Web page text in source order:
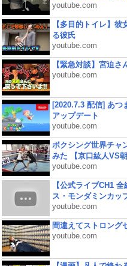
youtube.com
【多目的トイレ】
る彼氏
youtube.com
【緊急対談】宮迫さ
youtube.com
[2020.7.3 配信] あつ
アップデート
youtube.com
ボクシング世界チャ
みた 【京口紘人VS
youtube.com
【公式ライブCH1
ス・モンダミンカッ
youtube.com
間違えてストロング
youtube.com